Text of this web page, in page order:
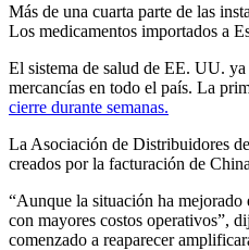
Más de una cuarta parte de las
Los medicamentos importados a
El sistema de salud de EE. UU.
mercancías en todo el país. La
cierre durante semanas.
La Asociación de Distribuidores
creados por la facturación de
“Aunque la situación ha mejorado
con mayores costos operativos”,
comenzado a reaparecer